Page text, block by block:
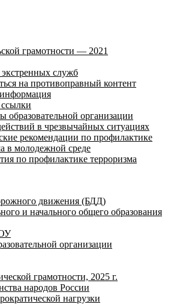
грамотности — 2021
служб
на противоправный контент
образовательной организации
в чрезвычайных ситуациях
рекомендации по профилактике
в молодежной среде
по профилактике терроризма
движения (БДД)
и начального общего образования
организации
грамотности, 2025 г.
народов России
нагрузки